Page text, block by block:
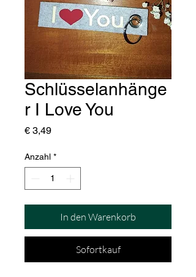
Schlüsselanhänge
r I Love You
€ 3,49Preis
Anzahl *
In den Warenkorb
Sofortkauf